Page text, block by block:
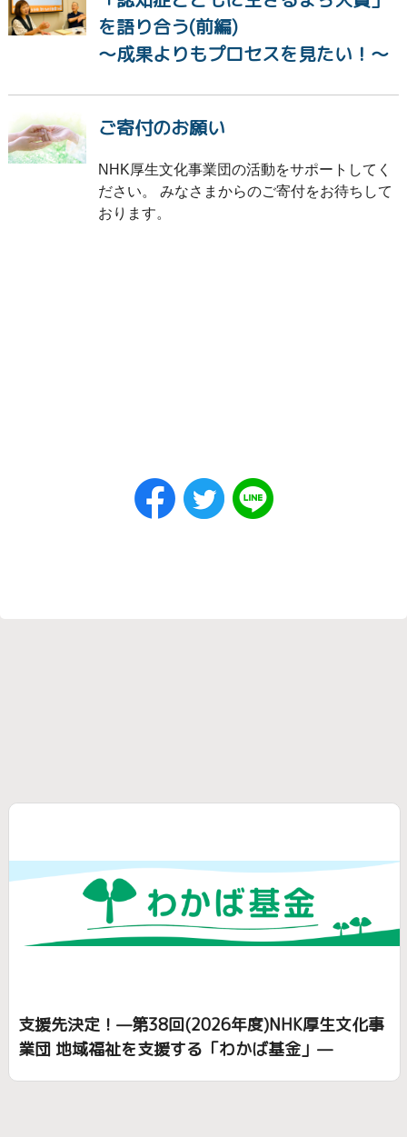
を語り合う(前編)
～成果よりもプロセスを見たい！～
ご寄付のお願い
NHK厚生文化事業団の活動をサポートしてく
ださい。 みなさまからのご寄付をお待ちして
おります。
支援先決定！—第38回(2026年度)NHK厚生文化事
業団 地域福祉を支援する「わかば基金」—